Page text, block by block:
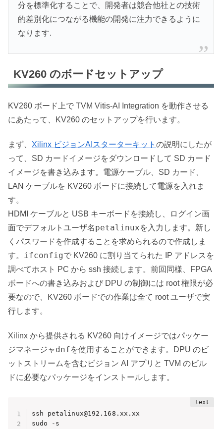
分を標準化することで、開発者は競合他社との技術
的差別化につながる機能の開発に注力できるように
なります.
KV260 のボードセットアップ
KV260 ボード上で TVM Vitis-AI Integration を動作させる
にあたって、KV260 のセットアップを行います。
まず、 Xilinx ビジョンAIスターターキット の説明にしたが
って、SD カードイメージをダウンロードして SD カード
イメージを書き込みます。電源ケーブル、SD カード、
LAN ケーブルを KV260 ボードに接続して電源を入れま
す。
HDMI ケーブルと USB キーボードを接続し、ログイン画
面でデフォルトユーザ名petalinuxを入力します。新し
くパスワードを作成することを求められるので作成しま
す。 ifconfigで KV260 に割り当てられた IP アドレスを
調べてホスト PC から ssh 接続します。前回同様、FPGA
ボードへの書き込みおよび DPU の制御には root 権限が必
要なので、KV260 ボードでの作業は全て root ユーザで実
行します。
Xilinx から提供される KV260 向けイメージではパッケー
ジマネージャdnfを使用することができます。DPU のビ
ットストリームを含むビジョン AI アプリと TVM のビル
ドに必要なパッケージをインストールします。
ssh petalinux@192.168.xx.xx
sudo -s